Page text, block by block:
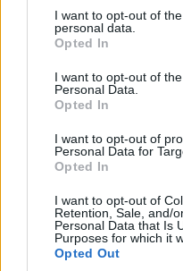
not limited to your visit or
grant or deny consent to
use your data for below
consent section.
I want to opt-out of
personal data.
Opted In
I want to opt-out of
Personal Data.
Opted In
I want to opt-out of
Personal Data for
Opted In
I want to opt-out of
Retention, Sale, and/
Personal Data that Is
Purposes for which it
Opted Out
ΜΟΥΣΙΚΈΣ ΕΠΙΛΟΓΈΣ
του e-ptolemeos.gr:
The Hunters – Teen
Scene (1960)
9 Αυγούστου 2026, 9:00